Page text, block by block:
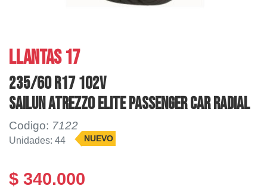
LLANTAS 17
235/60 R17 102V
SAILUN ATREZZO ELITE Passenger Car Radial
Codigo: 7122
Unidades: 44 NUEVO
$ 340.000